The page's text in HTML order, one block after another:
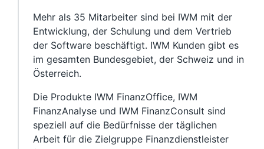
Mehr als 35 Mitarbeiter sind bei IWM mit der
Entwicklung, der Schulung und dem Vertrieb
der Software beschäftigt. IWM Kunden gibt es
im gesamten Bundesgebiet, der Schweiz und in
Österreich.
Die Produkte IWM FinanzOffice, IWM
FinanzAnalyse und IWM FinanzConsult sind
speziell auf die Bedürfnisse der täglichen
Arbeit für die Zielgruppe Finanzdienstleister